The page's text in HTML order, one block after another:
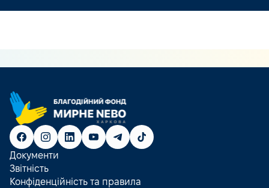
Документи
Звітність
Конфіденційність та правила